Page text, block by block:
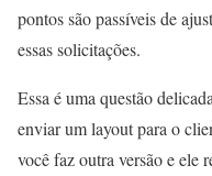
pontos são passíveis de
essas solicitações.
Essa é uma questão
enviar um layout para o
você faz outra versão e ele